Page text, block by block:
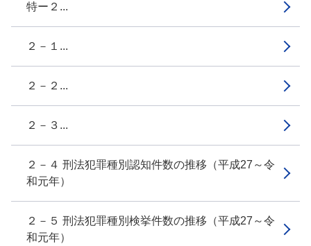
特ー２...
２－１...
２－２...
２－３...
２－４ 刑法犯罪種別認知件数の推移（平成27～令
和元年）
２－５ 刑法犯罪種別検挙件数の推移（平成27～令
和元年）